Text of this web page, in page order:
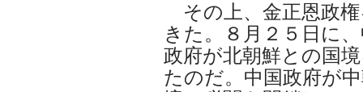
その上、金正恩政
きた。８月２５日に
政府が北朝鮮との国
たのだ。中国政府が